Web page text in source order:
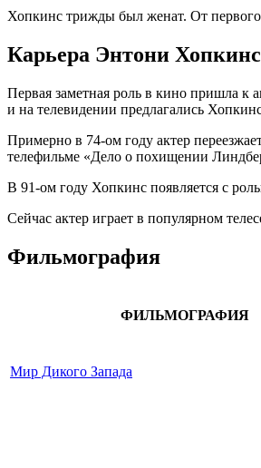
Хопкинс трижды был женат. От первого
Карьера Энтони
Первая заметная роль в кино пришла к
и на телевидении предлагались
Примерно в 74-ом году актер
телефильме «Дело о похищении
В 91-ом году Хопкинс появляется с
Сейчас актер играет в популярном
Фильмография
ФИЛЬМОГРАФИЯ
Мир Дикого Запада